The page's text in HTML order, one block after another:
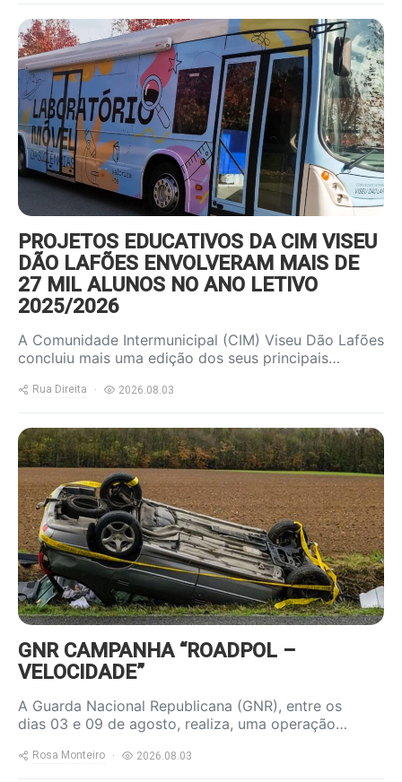
https://www.ruadireita.pt/wp-
content/uploads/2026/08/autocarro-
800x600.jpg
PROJETOS EDUCATIVOS DA CIM VISEU
DÃO LAFÕES ENVOLVERAM MAIS DE
27 MIL ALUNOS NO ANO LETIVO
2025/2026
A Comunidade Intermunicipal (CIM) Viseu Dão Lafões
concluiu mais uma edição dos seus principais…
Rua Direita 2026.08.03
https://www.ruadireita.pt/wp-
content/uploads/2023/04/acidente-
800x600.jpg
GNR CAMPANHA “ROADPOL –
VELOCIDADE”
A Guarda Nacional Republicana (GNR), entre os
dias 03 e 09 de agosto, realiza, uma operação…
Rosa Monteiro 2026.08.03